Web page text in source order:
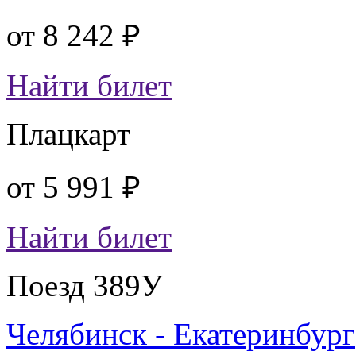
от 8 242 ₽
Найти билет
Плацкарт
от 5 991 ₽
Найти билет
Поезд 389У
Челябинск - Екатеринбург